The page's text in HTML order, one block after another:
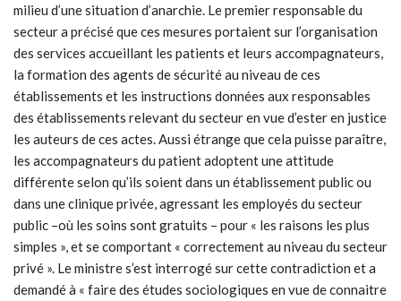
milieu d’une situation d’anarchie. Le premier responsable du
secteur a précisé que ces mesures portaient sur l’organisation
des services accueillant les patients et leurs accompagnateurs,
la formation des agents de sécurité au niveau de ces
établissements et les instructions données aux responsables
des établissements relevant du secteur en vue d’ester en justice
les auteurs de ces actes. Aussi étrange que cela puisse paraître,
les accompagnateurs du patient adoptent une attitude
différente selon qu’ils soient dans un établissement public ou
dans une clinique privée, agressant les employés du secteur
public –où les soins sont gratuits – pour « les raisons les plus
simples », et se comportant « correctement au niveau du secteur
privé ». Le ministre s’est interrogé sur cette contradiction et a
demandé à « faire des études sociologiques en vue de connaitre